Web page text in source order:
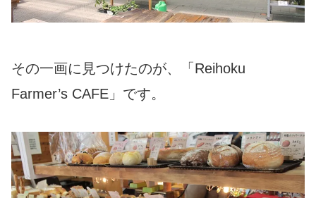
その一画に見つけたのが、「Reihoku
Farmer’s CAFE」です。